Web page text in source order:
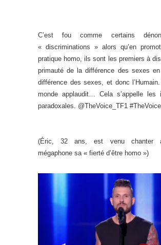
C’est fou comme certains
« discriminations » alors qu’en
pratique homo, ils sont les premiers à
primauté de la différence des sexes
différence des sexes, et donc
monde applaudit… Cela s’appelle les
paradoxales. @TheVoice_TF1 #TheVoice
(Éric, 32 ans, est venu chanter
mégaphone sa « fierté d’être homo »)